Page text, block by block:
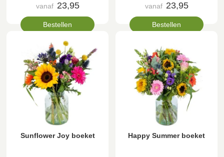
vanaf 23,95
Bestellen
vanaf 23,95
Bestellen
Sunflower Joy boeket Happy Summer boeket